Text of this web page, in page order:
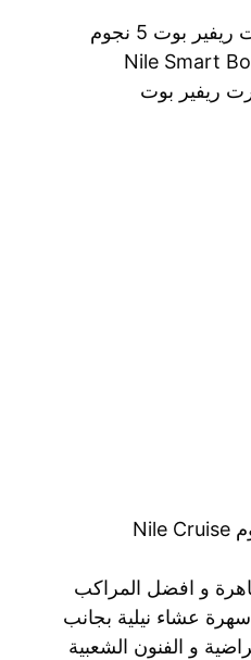
بوت 5 نجوم
Nile Smart
ريفير بوت
و افضل المراكب
سهرة عشاء نيلية بجانب
و الفنون الشعبية